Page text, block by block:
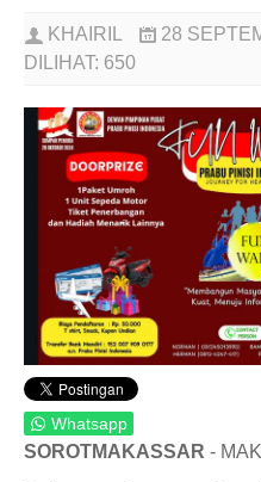
KHAIRIL
28
DILIHAT: 650
Whatsapp
SOROTMAKASSAR -